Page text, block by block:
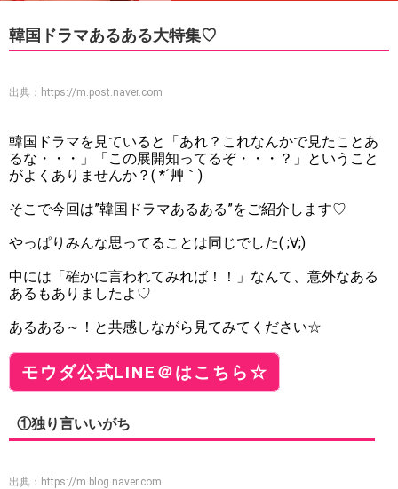
韓国ドラマあるある大特集♡
出典： https://m.post.naver.com
韓国ドラマを見ていると「あれ？これなんかで見たことあ
るな・・・」「この展開知ってるぞ・・・？」ということ
がよくありませんか？( *´艸｀)
そこで今回は”韓国ドラマあるある”をご紹介します♡
やっぱりみんな思ってることは同じでした( ;∀;)
中には「確かに言われてみれば！！」なんて、意外なある
あるもありましたよ♡
あるある～！と共感しながら見てみてください☆
モウダ公式LINE＠はこちら☆
①独り言いいがち
出典： https://m.blog.naver.com